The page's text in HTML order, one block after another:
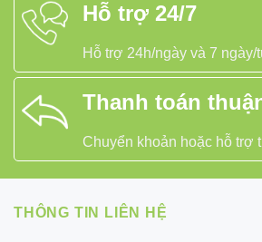
Hỗ trợ 24/7
Hỗ trợ 24h/ngày và 7 ngày/
Thanh toán
Chuyển khoản hoặc hỗ trợ
THÔNG TIN LIÊN HỆ